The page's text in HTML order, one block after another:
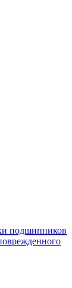
подшипников